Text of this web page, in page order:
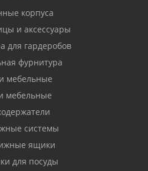
корпуса
и аксессуары
для гардеробов
фурнитура
мебельные
мебельные
системы
ящики
для посуды